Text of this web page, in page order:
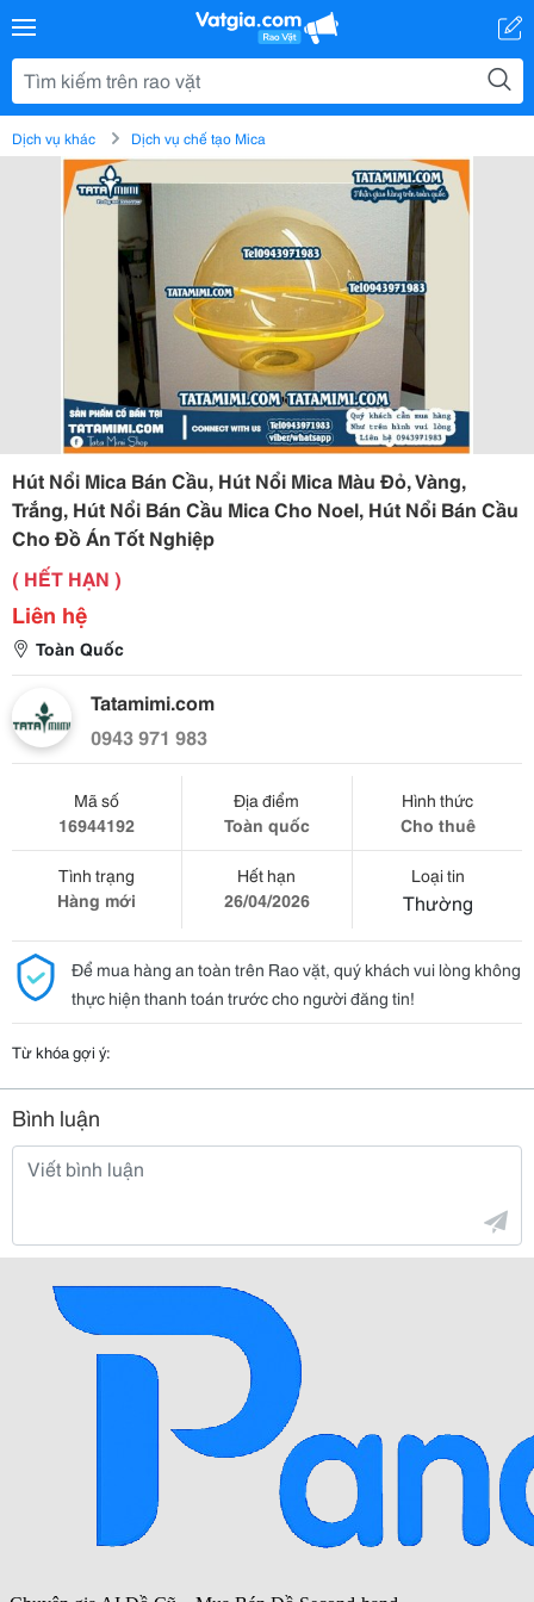
Dịch vụ khác Dịch vụ chế tạo Mica
Hút Nổi Mica Bán Cầu, Hút Nổi Mica Màu Đỏ, Vàng,
Trắng, Hút Nổi Bán Cầu Mica Cho Noel, Hút Nổi Bán Cầu
Cho Đồ Án Tốt Nghiệp
( HẾT HẠN )
Liên hệ
Toàn Quốc
Tatamimi.com
0943 971 983
Mã số
16944192
Địa điểm
Toàn quốc
Hình thức
Cho thuê
Tình trạng
Hàng mới
Hết hạn
26/04/2026
Loại tin
Thường
Để mua hàng an toàn trên Rao vặt, quý khách vui lòng không
thực hiện thanh toán trước cho người đăng tin!
Từ khóa gợi ý:
Bình luận